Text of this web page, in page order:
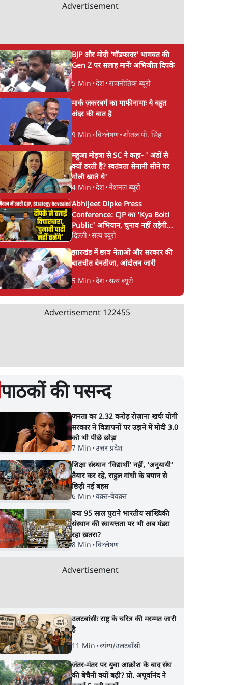
Advertisement
BJP और मोदी ‘गॉडफादर’ भागवत की
Gen Z पर सलाह मानेंः अभिजीत दिपके
5 Min •देश•राजनीतिक ब्यूरो
मार्क ज़करबर्ग का माफीनामाः ये बहुत
अंदर की बात है
9 Min •विश्लेषण•शीतल पी. सिंह
महुआ मोइत्रा से SC ने कहा- ' अंडों से
क्यों डरती हैं? स्वतंत्रता सेनानी सीने पर
गोली खाते थे'
4 Min •देश•नेशनल ब्यूरो
Abhijeet Dipke Press
Conference: CJP का 'Kya Bolti
Public' अभियान, चुनाव नहीं लड़ेगी
CJP!
दिल्ली•सत्य ब्यूरो
झारखंड में छात्र नेताओं और सरकार की
बातचीत बेनतीजा, आंदोलन जारी
5 Min •देश•सत्य ब्यूरो
Advertisement 122455
पाठकों की पसन्द
जनता का 2.32 करोड़ रोज़ाना खर्चः योगी
सरकार ने विज्ञापनों पर उड़ाने में मोदी 3.0
को भी पीछे छोड़ा
7 Min •उत्तर प्रदेश
शिक्षा संस्थान ‘विद्यार्थी’ नहीं, ‘अनुयायी’
तैयार कर रहे, राहुल गांधी के बयान से
छिड़ी नई बहस
6 Min •वक़्त-बेवक़्त
क्या 95 साल पुराने भारतीय सांख्यिकी
संस्थान की स्वायत्तता पर भी अब मंडरा
रहा ख़तरा?
8 Min •विश्लेषण
Advertisement
उलटबांसीः राष्ट्र के चरित्र की मरम्मत जारी
है
11 Min •व्यंग्य/उलटबाँसी
जंतर-मंतर पर युवा आक्रोश के बाद संघ
की बेचैनी क्यों बढ़ी? प्रो. अपूर्वानंद ने